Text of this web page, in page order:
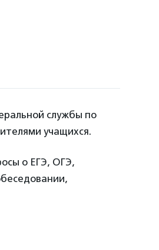
службы по
учащихся.
о ЕГЭ, ОГЭ,